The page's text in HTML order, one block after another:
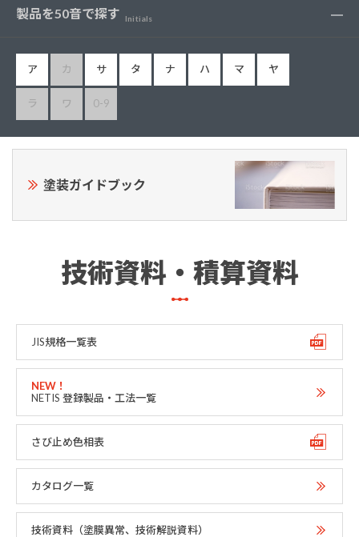
製品を50音で探す Initials
ア カ サ タ ナ ハ マ ヤ
ラ ワ 0-9
塗装ガイドブック
技術資料・積算資料
JIS規格一覧表
NETIS 登録製品・工法一覧
さび止め色相表
カタログ一覧
技術資料（塗膜異常、技術解説資料）